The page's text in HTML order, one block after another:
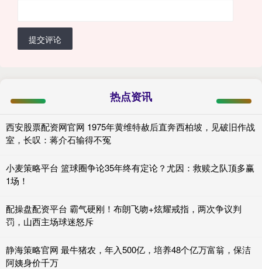
提交评论
热点资讯
西安股票配资网官网 1975年黄维特赦后直奔西柏坡，见破旧作战
室，长叹：蒋介石输得不冤
小麦策略平台 篮球圈争论35年终有定论？尤因：救赎之队顶多赢
1场！
配操盘配资平台 霸气硬刚！布朗飞吻+炫耀戒指，两次争议判
罚，山西主场球迷怒斥
静海策略官网 最牛猪农，年入500亿，培养48个亿万富翁，保洁
阿姨身价千万